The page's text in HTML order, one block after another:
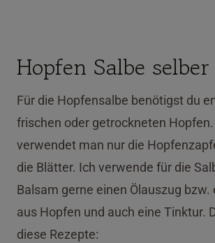
Hopfen Salbe
Für die Hopfensalbe benötigst du
frischen oder getrockneten Hopfen.
verwendet man nur die
die Blätter. Ich verwende für die
Balsam gerne einen Ölauszug bzw.
aus Hopfen und auch eine Tinktur.
diese Rezepte: